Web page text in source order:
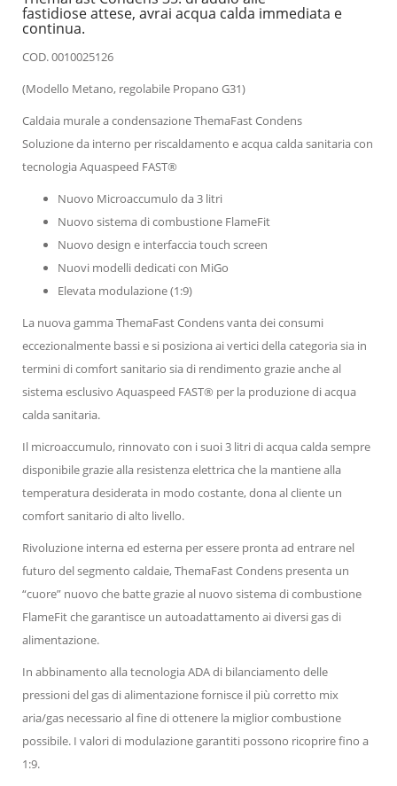
fastidiose attese, avrai acqua calda immediata e
continua.
COD. 0010025126
(Modello Metano, regolabile Propano G31)
Caldaia murale a condensazione ThemaFast Condens
Soluzione da interno per riscaldamento e acqua calda sanitaria con
tecnologia Aquaspeed FAST®
Nuovo Microaccumulo da 3 litri
Nuovo sistema di combustione FlameFit
Nuovo design e interfaccia touch screen
Nuovi modelli dedicati con MiGo
Elevata modulazione (1:9)
La nuova gamma ThemaFast Condens vanta dei consumi
eccezionalmente bassi e si posiziona ai vertici della categoria sia in
termini di comfort sanitario sia di rendimento grazie anche al
sistema esclusivo Aquaspeed FAST® per la produzione di acqua
calda sanitaria.
Il microaccumulo, rinnovato con i suoi 3 litri di acqua calda sempre
disponibile grazie alla resistenza elettrica che la mantiene alla
temperatura desiderata in modo costante, dona al cliente un
comfort sanitario di alto livello.
Rivoluzione interna ed esterna per essere pronta ad entrare nel
futuro del segmento caldaie, ThemaFast Condens presenta un
“cuore” nuovo che batte grazie al nuovo sistema di combustione
FlameFit che garantisce un autoadattamento ai diversi gas di
alimentazione.
In abbinamento alla tecnologia ADA di bilanciamento delle
pressioni del gas di alimentazione fornisce il più corretto mix
aria/gas necessario al fine di ottenere la miglior combustione
possibile. I valori di modulazione garantiti possono ricoprire fino a
1:9.